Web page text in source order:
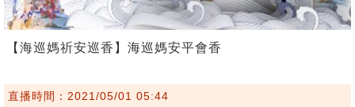
【海巡媽祈安巡香】海巡媽安平會香
直播時間：2021/05/01 05:44